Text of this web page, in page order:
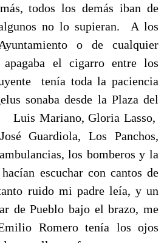
todos los demás iban de
no lo supieran. A los
o de cualquier
el cigarro entre los
tenía toda la paciencia
sonaba desde la Plaza del
Luis Mariano, Gloria Lasso,
Guardiola, Los Panchos,
los bomberos y la
escuchar con cantos de
ruido mi padre leía, y un
de Pueblo bajo el brazo, me
Romero tenía los ojos